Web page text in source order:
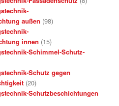
außen (98)
innen (15)
Schimmel-Schutz-
Schutz gegen
(20)
Schutzbeschichtungen